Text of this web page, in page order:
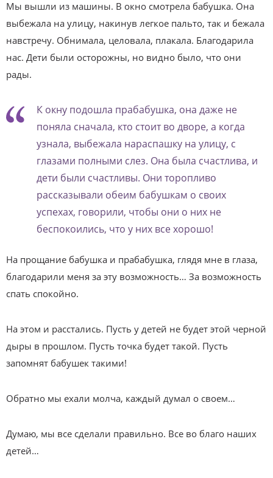
Мы вышли из машины. В окно смотрела бабушка. Она
выбежала на улицу, накинув легкое пальто, так и бежала
навстречу. Обнимала, целовала, плакала. Благодарила
нас. Дети были осторожны, но видно было, что они
рады.
К окну подошла прабабушка, она даже не
поняла сначала, кто стоит во дворе, а когда
узнала, выбежала нараспашку на улицу, с
глазами полными слез. Она была счастлива, и
дети были счастливы. Они торопливо
рассказывали обеим бабушкам о своих
успехах, говорили, чтобы они о них не
беспокоились, что у них все хорошо!
На прощание бабушка и прабабушка, глядя мне в глаза,
благодарили меня за эту возможность… За возможность
спать спокойно.
На этом и расстались. Пусть у детей не будет этой черной
дыры в прошлом. Пусть точка будет такой. Пусть
запомнят бабушек такими!
Обратно мы ехали молча, каждый думал о своем…
Думаю, мы все сделали правильно. Все во благо наших
детей…